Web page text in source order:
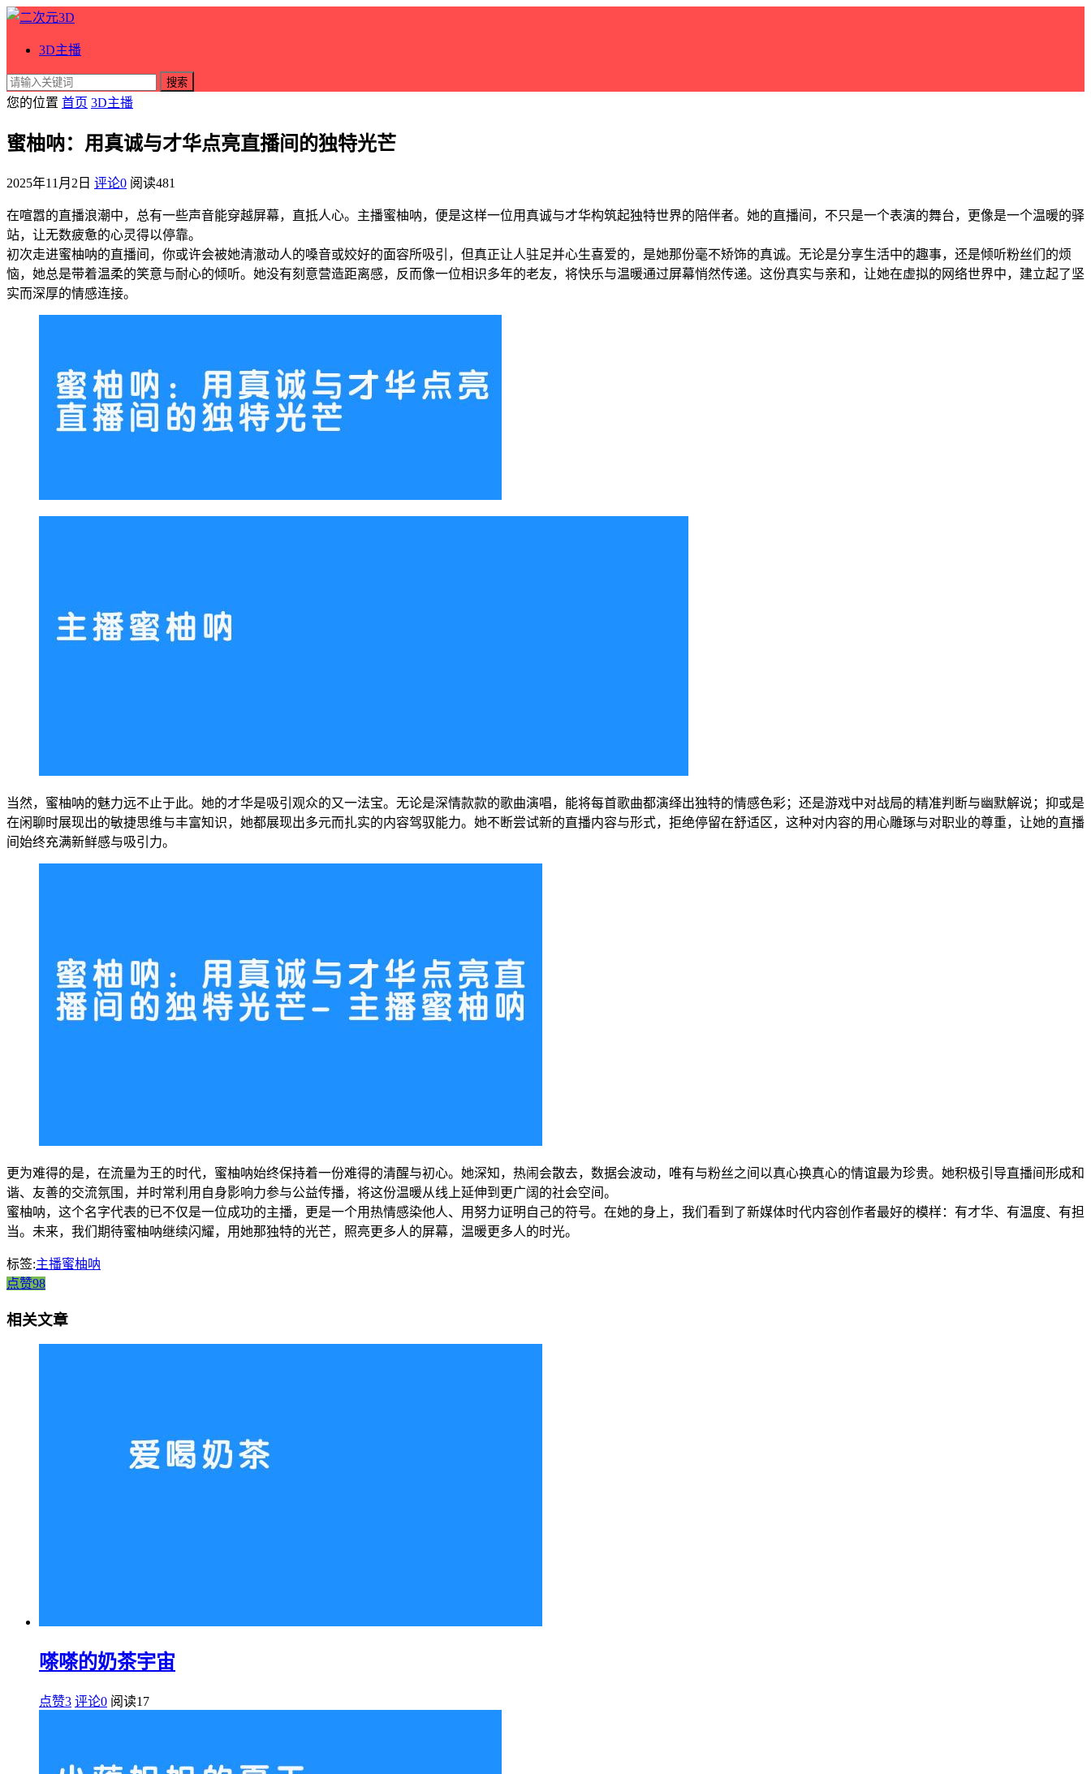
3D主播
搜索
您的位置 首页 3D主播
蜜柚呐：用真诚与才华点亮直播间的独特光芒
2025年11月2日 评论0 阅读481
在喧嚣的直播浪潮中，总有一些声音能穿越屏幕，直抵人心。主播蜜柚呐，便是这样一位用真诚与才华构筑起独特世界的陪伴者。她的直播间，不只是一个表演的舞台，更像是一个温暖的驿
站，让无数疲惫的心灵得以停靠。
初次走进蜜柚呐的直播间，你或许会被她清澈动人的嗓音或姣好的面容所吸引，但真正让人驻足并心生喜爱的，是她那份毫不矫饰的真诚。无论是分享生活中的趣事，还是倾听粉丝们的烦
恼，她总是带着温柔的笑意与耐心的倾听。她没有刻意营造距离感，反而像一位相识多年的老友，将快乐与温暖通过屏幕悄然传递。这份真实与亲和，让她在虚拟的网络世界中，建立起了坚
实而深厚的情感连接。
当然，蜜柚呐的魅力远不止于此。她的才华是吸引观众的又一法宝。无论是深情款款的歌曲演唱，能将每首歌曲都演绎出独特的情感色彩；还是游戏中对战局的精准判断与幽默解说；抑或是
在闲聊时展现出的敏捷思维与丰富知识，她都展现出多元而扎实的内容驾驭能力。她不断尝试新的直播内容与形式，拒绝停留在舒适区，这种对内容的用心雕琢与对职业的尊重，让她的直播
间始终充满新鲜感与吸引力。
更为难得的是，在流量为王的时代，蜜柚呐始终保持着一份难得的清醒与初心。她深知，热闹会散去，数据会波动，唯有与粉丝之间以真心换真心的情谊最为珍贵。她积极引导直播间形成和
谐、友善的交流氛围，并时常利用自身影响力参与公益传播，将这份温暖从线上延伸到更广阔的社会空间。
蜜柚呐，这个名字代表的已不仅是一位成功的主播，更是一个用热情感染他人、用努力证明自己的符号。在她的身上，我们看到了新媒体时代内容创作者最好的模样：有才华、有温度、有担
当。未来，我们期待蜜柚呐继续闪耀，用她那独特的光芒，照亮更多人的屏幕，温暖更多人的时光。
标签:主播蜜柚呐
点赞98
相关文章
嗏嗏的奶茶宇宙
点赞3 评论0 阅读17